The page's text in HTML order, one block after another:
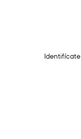
Identifícate